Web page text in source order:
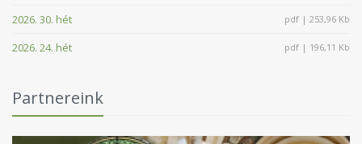
2026. 30. hét pdf | 253,96 Kb
2026. 24. hét pdf | 196,11 Kb
Partnereink